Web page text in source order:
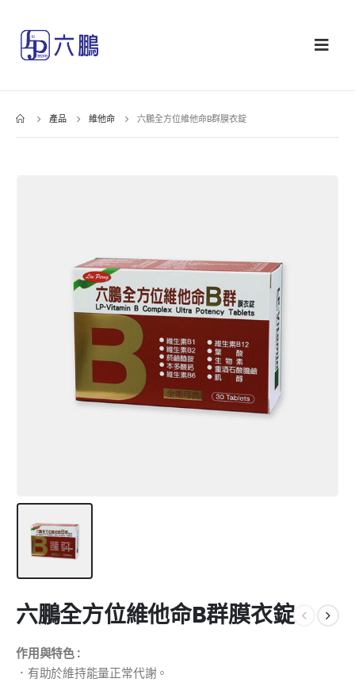
產品 維他命 六鵬全方位維他命B群膜衣錠
六鵬全方位維他命B群膜衣錠
作用與特色 :
．有助於維持能量正常代謝。